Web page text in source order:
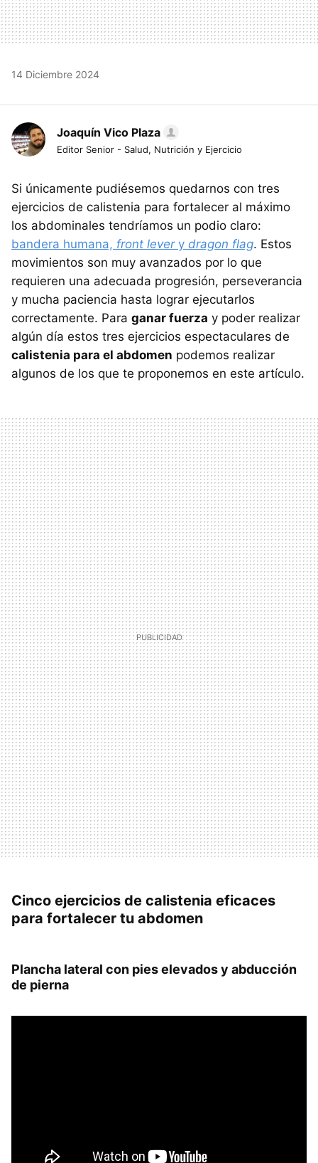
14 Diciembre 2024
Joaquín Vico Plaza
Editor Senior - Salud, Nutrición y Ejercicio
Si únicamente pudiésemos quedarnos con tres
ejercicios de calistenia para fortalecer al máximo
los abdominales tendríamos un podio claro:
bandera humana, front levery dragon flag. Estos
movimientos son muy avanzados por lo que
requieren una adecuada progresión, perseverancia
y mucha paciencia hasta lograr ejecutarlos
correctamente. Para ganar fuerza y poder realizar
algún día estos tres ejercicios espectaculares de
calistenia para el abdomen podemos realizar
algunos de los que te proponemos en este artículo.
Cinco ejercicios de calistenia eficaces
para fortalecer tu abdomen
Plancha lateral con pies elevados y abducción
de pierna